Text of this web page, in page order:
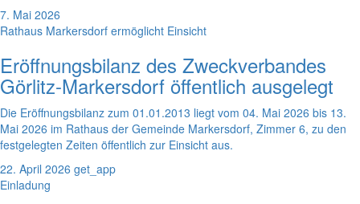
7. Mai 2026
Rathaus Markersdorf ermöglicht Einsicht
Eröffnungsbilanz des Zweckverbandes
Görlitz-Markersdorf öffentlich ausgelegt
Die Eröffnungsbilanz zum 01.01.2013 liegt vom 04. Mai 2026 bis 13.
Mai 2026 im Rathaus der Gemeinde Markersdorf, Zimmer 6, zu den
festgelegten Zeiten öffentlich zur Einsicht aus.
22. April 2026 get_app
Einladung